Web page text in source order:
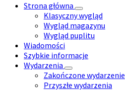
Strona główna
Klasyczny wygląd
Wygląd magazynu
Wygląd puplitu
Wiadomości
Szybkie informacje
Wydarzenia
Zakończone wydarzenie
Przyszłe wydarzenia